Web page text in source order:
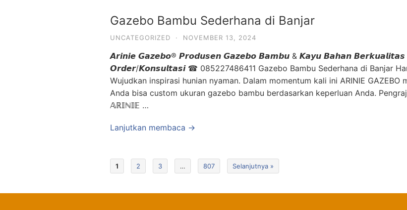
Gazebo Bambu Sederhana di Banjar
UNCATEGORIZED · NOVEMBER 13, 2024
𝘼𝙧𝙞𝙣𝙞𝙚 𝙂𝙖𝙯𝙚𝙗𝙤® 𝙋𝙧𝙤𝙙𝙪𝙨𝙚𝙣 𝙂𝙖𝙯𝙚𝙗𝙤 𝘽𝙖𝙢𝙗𝙪 & 𝙆𝙖𝙮𝙪 𝘽𝙖𝙝𝙖𝙣
𝙊𝙧𝙙𝙚𝙧/𝙆𝙤𝙣𝙨𝙪𝙡𝙩𝙖𝙨𝙞 ☎ 085227486411 Gazebo Bambu Sederhana di Banjar
Wujudkan inspirasi hunian nyaman. Dalam momentum kali ini ARINIE
Anda bisa custom ukuran gazebo bambu berdasarkan keperluan Anda.
𝔸ℝ𝕀ℕ𝕀𝔼 …
Lanjutkan membaca →
1 2 3 … 807 Selanjutnya »